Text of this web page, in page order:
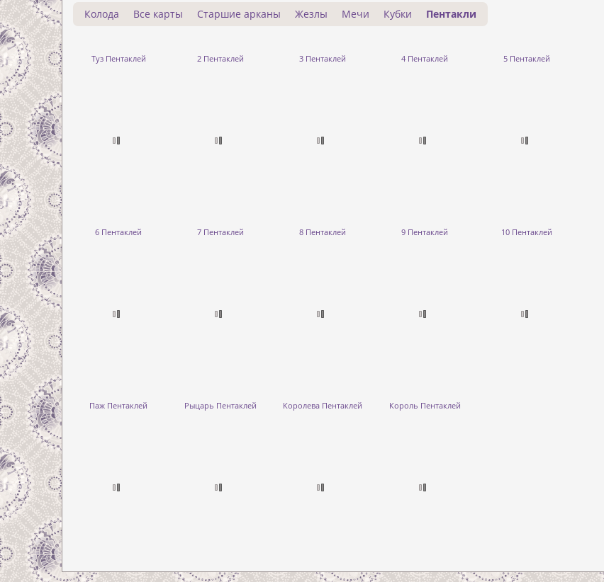
Колода Все карты Старшие арканы Жезлы Мечи Кубки Пентакли
Туз Пентаклей 2 Пентаклей 3 Пентаклей 4 Пентаклей 5 Пентаклей
6 Пентаклей 7 Пентаклей 8 Пентаклей 9 Пентаклей 10 Пентаклей
Паж Пентаклей Рыцарь Пентаклей Королева Пентаклей Король Пентаклей